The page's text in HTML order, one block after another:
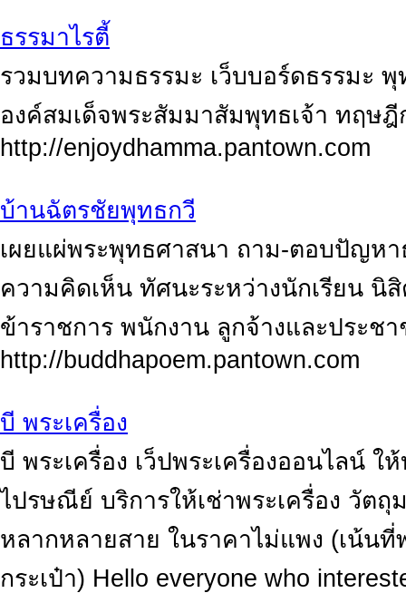
ธรรมาไรตี้
รวมบทความธรรมะ เว็บบอร์ดธรรมะ
องค์สมเด็จพระสัมมาสัมพุทธเจ้า ทฤษฎี
http://enjoydhamma.pantown.com
บ้านฉัตรชัยพุทธกวี
เผยแผ่พระพุทธศาสนา ถาม-ตอบปัญห
ความคิดเห็น ทัศนะระหว่างนักเรียน นิ
ข้าราชการ พนักงาน ลูกจ้างและประช
http://buddhapoem.pantown.com
บี พระเครื่อง
บี พระเครื่อง เว็ปพระเครื่องออนไลน์
ไปรษณีย์ บริการให้เช่าพระเครื่อง วัตถุ
หลากหลายสาย ในราคาไม่แพง (เน้นที่
กระเป๋า) Hello everyone who